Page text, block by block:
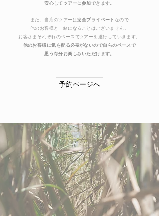
安心してツアーに参加できます。
また、当店のツアーは完全プライベート なので
他のお客様と一緒になることはございません。
お客さまそれぞれのペースでツアーを遂行していきます。
他のお客様に気を配る必要がないので自らのペースで
思う存分お楽しみいただけます。
予約ページへ